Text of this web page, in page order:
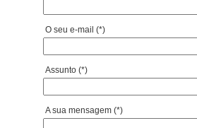
O seu e-mail (*)
Assunto (*)
A sua mensagem (*)